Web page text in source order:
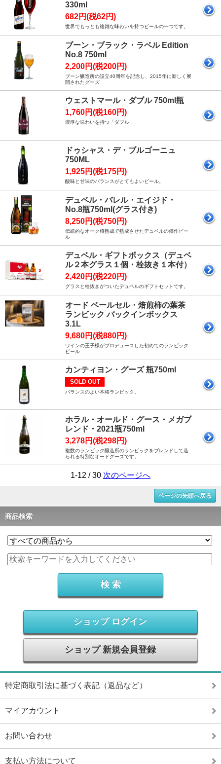
330ml
682円(税62円)
世界でもっとも複雑な味わいを持つビールの一つです。
ブーン・ブラック・ラベル Edition
No.8 750ml
2,200円(税200円)
ブーン醸造所の設立40周年を記念し、2015年に新しく展
開されたグーズ
ウェストマール・ダブル 750ml瓶
1,760円(税160円)
濃厚な味わいを持つ「ダブル」
ドゥシャス・デ・ブルゴーニュ
750ML
1,925円(税175円)
酸味と甘味のバランスがとてもよいビール。
デュベル・バレル・エイジド・
No.8瓶750ml(グラス付き)
8,250円(税750円)
伝統的なオーク樽熟成で熟成させたデュベルの傑作ビー
ル
デュベル・ギフトボックス（デュベ
ル２本グラス１個・栓抜き１本付）
2,420円(税220円)
グラスと栓抜きがついたデュベルのギフトセットです。
オード ベールセル・焙煎柿の葉茶
ランビック バックインボックス
3.1L
9,680円(税880円)
ワインの王子様がプロデュースした初めてのランビック
ビール
カンティヨン・グーズ 瓶750ml
SOLD OUT
バランスのよい本格ランビック。
ホラル・オールド・グース・メガブ
レンド・2021瓶750ml
3,278円(税298円)
複数のランビック醸造所のランビックをブレンドして造
られる特別なオードグーズです。
1-12 / 30 次のページへ
ページの先頭へ戻る
商品検索
ショップ ログイン
ショップ 新規会員登録
特定商取引法に基づく表記（返品など）
マイアカウント
お問い合わせ
支払い方法について